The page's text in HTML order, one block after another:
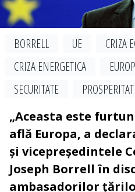
BORRELL UE
CRIZA
CRIZA ENERGETICA
SECURITATE
„Aceasta este
află Europa, a
și vicepreședintele
Joseph Borrell în
ambasadorilor